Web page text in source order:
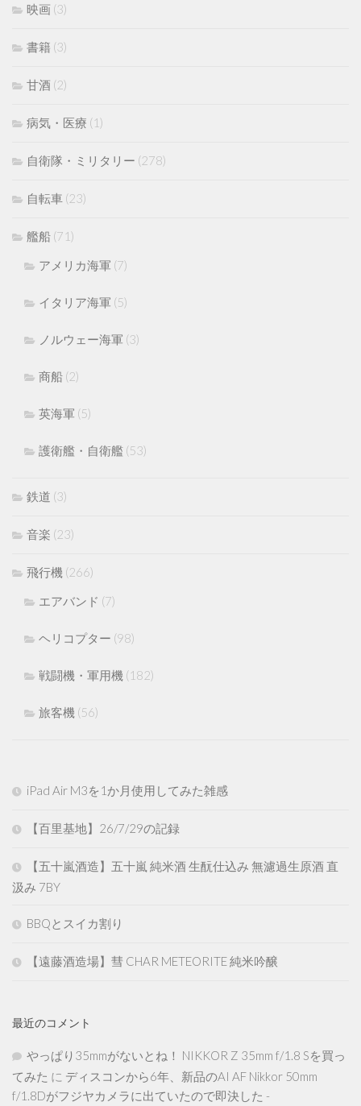
映画 (3)
書籍 (3)
甘酒 (2)
病気・医療 (1)
自衛隊・ミリタリー (278)
自転車 (23)
艦船 (71)
アメリカ海軍 (7)
イタリア海軍 (5)
ノルウェー海軍 (3)
商船 (2)
英海軍 (5)
護衛艦・自衛艦 (53)
鉄道 (3)
音楽 (23)
飛行機 (266)
エアバンド (7)
ヘリコプター (98)
戦闘機・軍用機 (182)
旅客機 (56)
iPad Air M3を1か月使用してみた雑感
【百里基地】26/7/29の記録
【五十嵐酒造】五十嵐 純米酒 生酛仕込み 無濾過生原酒 直
汲み 7BY
BBQとスイカ割り
【遠藤酒造場】彗 CHAR METEORITE 純米吟醸
最近のコメント
やっぱり35mmがないとね！ NIKKOR Z 35mm f/1.8 Sを買っ
てみた に ディスコンから6年、新品のAI AF Nikkor 50mm
f/1.8Dがフジヤカメラに出ていたので即決した -